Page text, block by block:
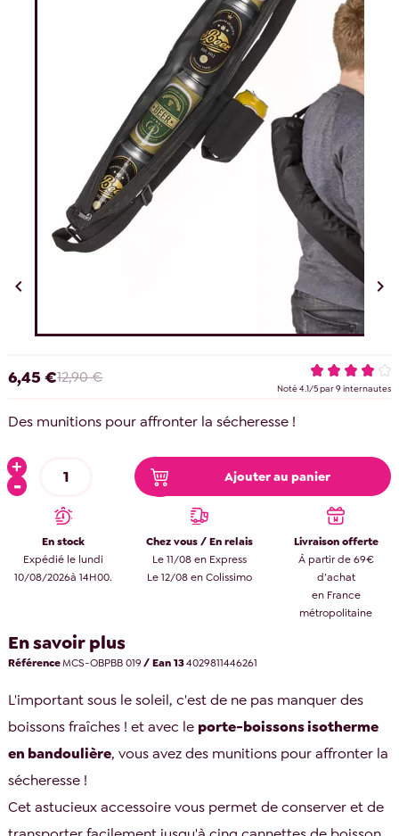
 
6,45 €12,90 €
Noté4.1/5par9 internautes
Des munitions pour affronter la sécheresse !
Ajouter au panier
En stock
Expédié le lundi
10/08/2026à 14H00.
Chez vous / En relais
Le 11/08 en Express
Le 12/08 en Colissimo
Livraison offerte
À partir de 69€
d’achat
en France
métropolitaine
En savoir plus
RéférenceMCS-OBPBB 019 / Ean 134029811446261
L'important sous le soleil, c'est de ne pas manquer des
boissons fraîches ! et avec le porte-boissons isotherme
en bandoulière, vous avez des munitions pour affronter la
sécheresse !
Cet astucieux accessoire vous permet de conserver et de